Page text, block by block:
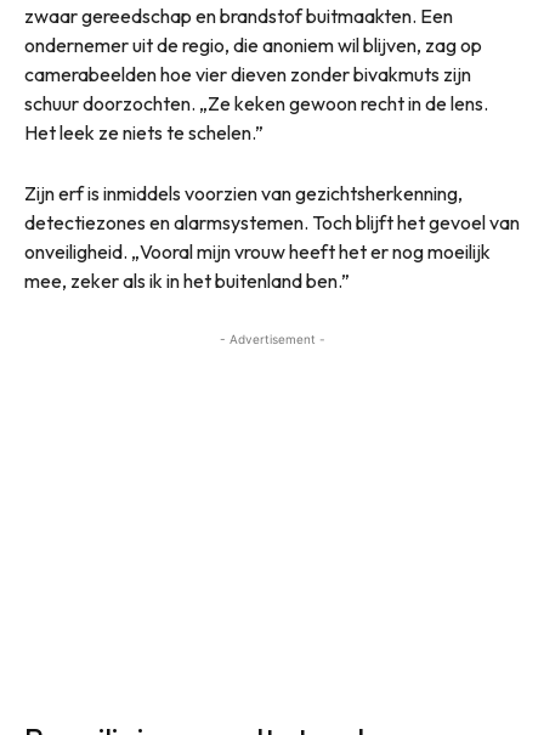
zwaar gereedschap en brandstof buitmaakten. Een
ondernemer uit de regio, die anoniem wil blijven, zag op
camerabeelden hoe vier dieven zonder bivakmuts zijn
schuur doorzochten. „Ze keken gewoon recht in de lens.
Het leek ze niets te schelen.”
Zijn erf is inmiddels voorzien van gezichtsherkenning,
detectiezones en alarmsystemen. Toch blijft het gevoel van
onveiligheid. „Vooral mijn vrouw heeft het er nog moeilijk
mee, zeker als ik in het buitenland ben.”
- Advertisement -